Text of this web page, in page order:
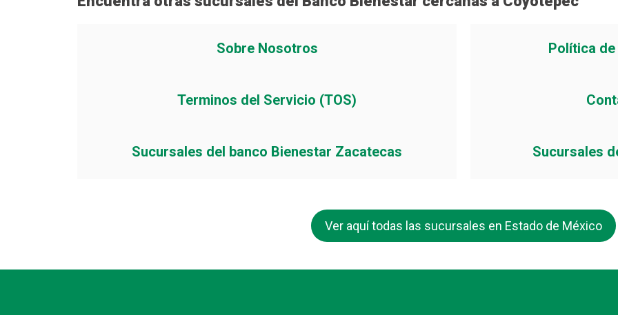
Sobre Nosotros Política
Terminos del Servicio (TOS)
Sucursales del banco Bienestar Zacatecas Sucursales
Ver aquí todas las sucursales en Estado de México